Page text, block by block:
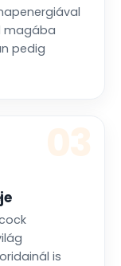
magába
pedig
is